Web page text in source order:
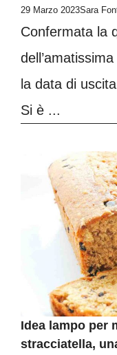
29 Marzo 2023Sara
Confermata la
la data di
Si è ...
Idea lampo per
stracciatella,